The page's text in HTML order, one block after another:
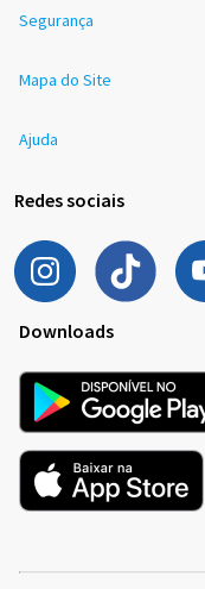
Segurança
Mapa do Site
Ajuda
Redes sociais
Downloads